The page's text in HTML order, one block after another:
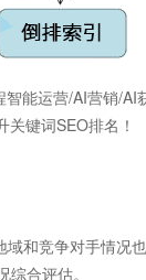
能运营/AI营销/AI
键词SEO排名！
和竞争对手情况
合评估。